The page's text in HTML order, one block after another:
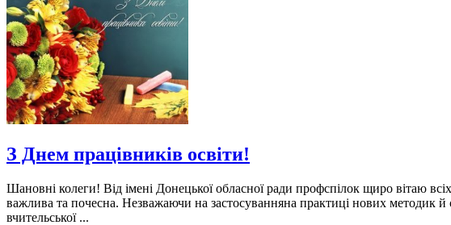
З Днем працівників освіти!
Шановні колеги! Від імені Донецької обласної ради профспілок щиро вітаю
важлива та почесна. Незважаючи на застосуванняна практиці нових методик
вчительської ...